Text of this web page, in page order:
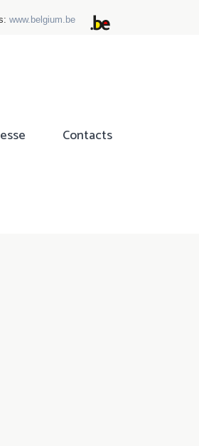
www.belgium.be
Contacts